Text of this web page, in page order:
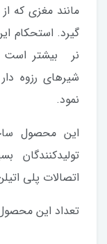
مانند مغزی که
گیرد. استحکام
نر بیشتر است
شیرهای رزوه
نمود.
این محصول
تولیدکنندگان
اتصالات پلی
تعداد این محصول در